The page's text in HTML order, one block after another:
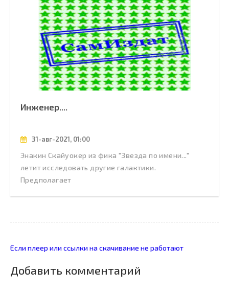
Инженер....
31-авг-2021, 01:00
Энакин Скайуокер из фика "Звезда по имени..."
летит исследовать другие галактики.
Предполагает
Если плеер или ссылки на скачивание не работают
Добавить комментарий